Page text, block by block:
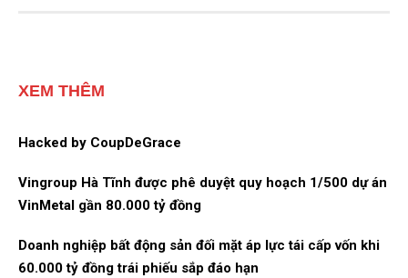
XEM THÊM
Hacked by CoupDeGrace
Vingroup Hà Tĩnh được phê duyệt quy hoạch 1/500 dự án
VinMetal gần 80.000 tỷ đồng
Doanh nghiệp bất động sản đối mặt áp lực tái cấp vốn khi
60.000 tỷ đồng trái phiếu sắp đáo hạn